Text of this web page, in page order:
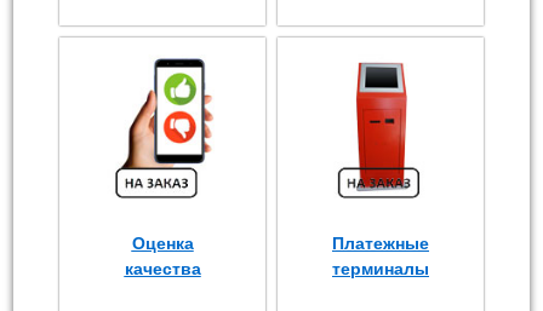
Оценка
качества
Платежные
терминалы